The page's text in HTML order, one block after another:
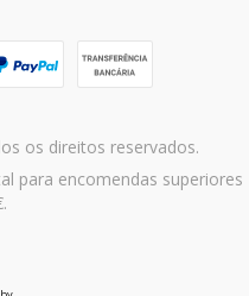
os direitos reservados.
para encomendas superiores